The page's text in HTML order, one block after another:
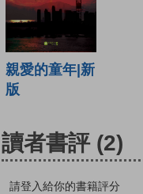
親愛的童年|新
版
讀者書評 (2)
請登入給你的書籍評分